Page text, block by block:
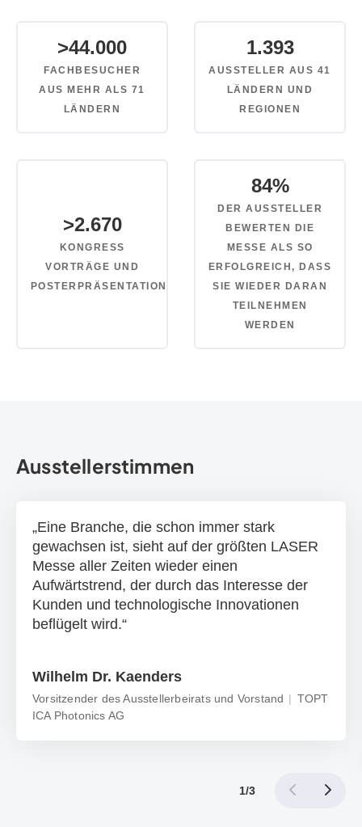
>44.000
FACHBESUCHER
AUS MEHR ALS 71
LÄNDERN
1.393
AUSSTELLER AUS 41
LÄNDERN UND
REGIONEN
>2.670
KONGRESS
VORTRÄGE UND
POSTERPRÄSENTATIONEN
84%
DER AUSSTELLER
BEWERTEN DIE
MESSE ALS SO
ERFOLGREICH, DASS
SIE WIEDER DARAN
TEILNEHMEN
WERDEN
Ausstellerstimmen
Eine Branche, die schon immer stark
gewachsen ist, sieht auf der größten LASER
Messe aller Zeiten wieder einen
Aufwärtstrend, der durch das Interesse der
Kunden und technologische Innovationen
beflügelt wird.
Wilhelm Dr. Kaenders
Vorsitzender des Ausstellerbeirats und Vorstand
TOPT
ICA Photonics AG
1/3